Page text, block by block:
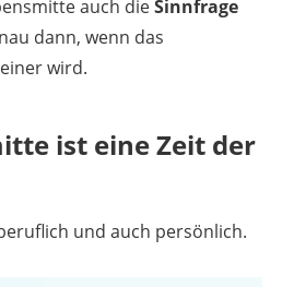
auch dieSinnfrage
dann, wenn das
wird.
ist eine Zeit der
und auch persönlich.